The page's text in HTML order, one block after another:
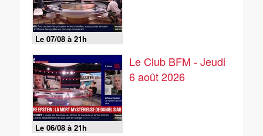
Le 07/08 à 21h
Le 06/08 à 21h
Le Club BFM - Jeudi
6 août 2026